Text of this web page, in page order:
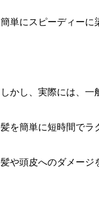
簡単にスピーディーに
しかし、実際には、一
髪を簡単に短時間でラ
髪や頭皮へのダメージ